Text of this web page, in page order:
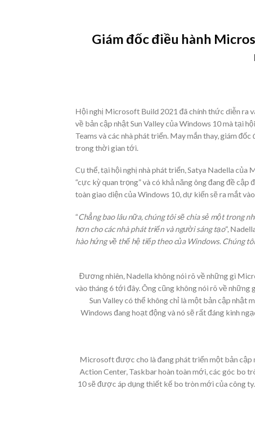
Giám đốc điều hành
Hội nghị Microsoft Build 2021 đã chính thức diễn ra
về bản cập nhật Sun Valley của Windows 10 mà tại
Teams và các nhà phát triển. May mắn thay, giám
trong thời gian tới.
Cụ thể, tại hội nghị nhà phát triển, Satya Nadella
“cực kỳ quan trọng” và có khả năng ông đang đề
toàn giao diện của Windows 10, dự kiến sẽ ra mắt vào
“Chẳng bao lâu nữa, chúng tôi sẽ chia sẻ một trong
hơn cho các nhà phát triển và người sáng tạo“,
hào hứng về thế hệ tiếp theo của Windows. Chúng
Đương nhiên, Nadella không nói rõ về những gì
vào tháng 6 tới đây. Ông cũng không nói rõ về những
Sun Valley có thể không chỉ là một bản cập nhật
Windows đang hoạt động và nó sẽ rất đáng kinh
Microsoft được cho là đang phát triển một bản cập
Action Center, Taskbar hoàn toàn mới, các góc bo
10 sẽ được áp dụng thiết kế bo tròn mới của công